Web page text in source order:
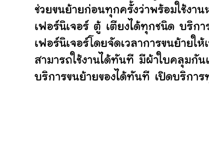
ช่วยขนย้ายก่อนทุกครั้งว่าพร้อมใช้ง
เฟอร์นิเจอร์ ตู้ เตียงได้ทุกชนิด บริกา
เฟอร์นิเจอร์โดยจัดเวลาการขนย้ายใ
สามารถใช้งานได้ทันที มีผ้าใบคลุมกั
บริการขนย้ายของได้ทันที เปิดบริกา